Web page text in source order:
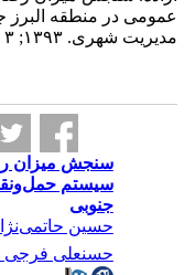
عمومی در منطقه البرز
مدیریت شهری. ۱۳۹۳; ۳ (۹) :۱۰۵-۱۲۳
سنجش میزان
سیستم
جنوبی
حسین حاتمی‌نژاد
حسنعلی فرجی